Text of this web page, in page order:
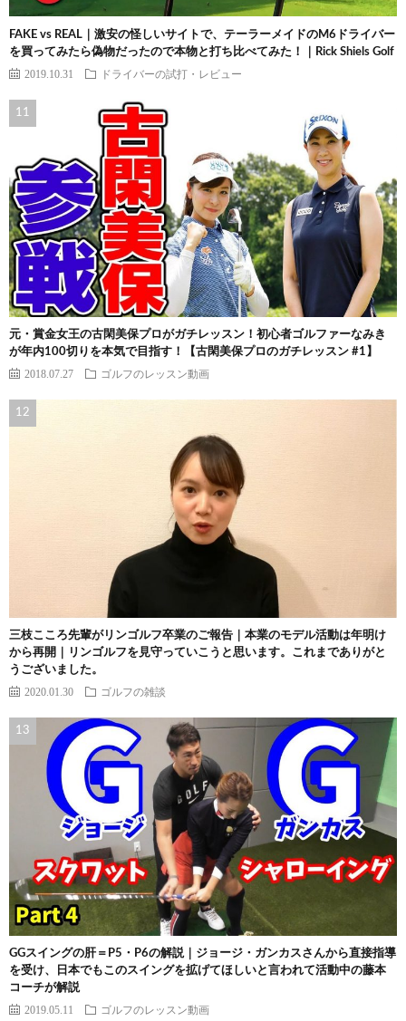
FAKE vs REAL｜激安の怪しいサイトで、テーラーメイドのM6ドライバー
を買ってみたら偽物だったので本物と打ち比べてみた！｜Rick Shiels Golf
2019.10.31 ドライバーの試打・レビュー
元・賞金女王の古閑美保プロがガチレッスン！初心者ゴルファーなみき
が年内100切りを本気で目指す！【古閑美保プロのガチレッスン #1】
2018.07.27 ゴルフのレッスン動画
三枝こころ先輩がリンゴルフ卒業のご報告｜本業のモデル活動は年明け
から再開｜リンゴルフを見守っていこうと思います。これまでありがと
うございました。
2020.01.30 ゴルフの雑談
GGスイングの肝＝P5・P6の解説｜ジョージ・ガンカスさんから直接指導
を受け、日本でもこのスイングを拡げてほしいと言われて活動中の藤本
コーチが解説
2019.05.11 ゴルフのレッスン動画